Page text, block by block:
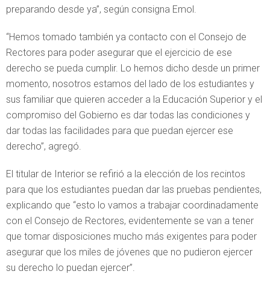
preparando desde ya”, según consigna Emol.
“Hemos tomado también ya contacto con el Consejo de
Rectores para poder asegurar que el ejercicio de ese
derecho se pueda cumplir. Lo hemos dicho desde un primer
momento, nosotros estamos del lado de los estudiantes y
sus familiar que quieren acceder a la Educación Superior y el
compromiso del Gobierno es dar todas las condiciones y
dar todas las facilidades para que puedan ejercer ese
derecho”, agregó.
El titular de Interior se refirió a la elección de los recintos
para que los estudiantes puedan dar las pruebas pendientes,
explicando que “esto lo vamos a trabajar coordinadamente
con el Consejo de Rectores, evidentemente se van a tener
que tomar disposiciones mucho más exigentes para poder
asegurar que los miles de jóvenes que no pudieron ejercer
su derecho lo puedan ejercer”.